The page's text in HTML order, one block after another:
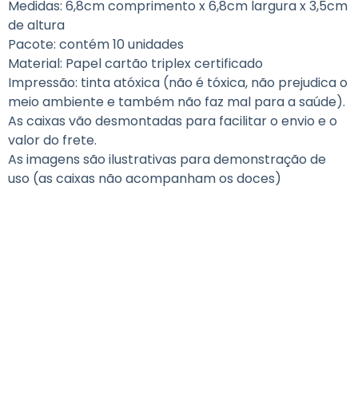
Medidas: 6,8cm comprimento x 6,8cm largura x 3,5cm
de altura
Pacote: contém 10 unidades
Material: Papel cartão triplex certificado
Impressão: tinta atóxica (não é tóxica, não prejudica o
meio ambiente e também não faz mal para a saúde).
As caixas vão desmontadas para facilitar o envio e o
valor do frete.
As imagens são ilustrativas para demonstração de
uso (as caixas não acompanham os doces)